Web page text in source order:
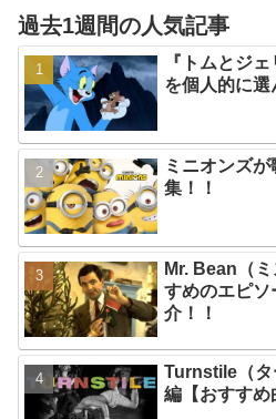
過去1週間の人気記事
『トムとジ
を個人的に選
ミニオンズ
集！！
Mr. Bean（
すめのエピ
介！！
Turnstile（タ
編【おすすめ